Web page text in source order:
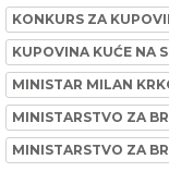
KONKURS ZA
KUPOVINA KUĆE NA
MINISTAR MILAN
MINISTARSTVO ZA
MINISTARSTVO ZA